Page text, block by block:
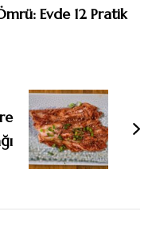
Evde 12 Pratik